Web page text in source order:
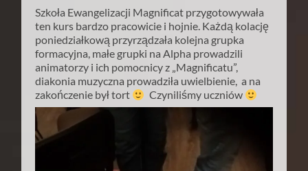
Szkoła Ewangelizacji Magnificat przygotowywała
ten kurs bardzo pracowicie i hojnie. Każdą kolację
poniedziałkową przyrządzała kolejna grupka
formacyjna, małe grupki na Alpha prowadzili
animatorzy i ich pomocnicy z „Magnificatu”,
diakonia muzyczna prowadziła uwielbienie, a na
zakończenie był tort
Czyniliśmy uczniów